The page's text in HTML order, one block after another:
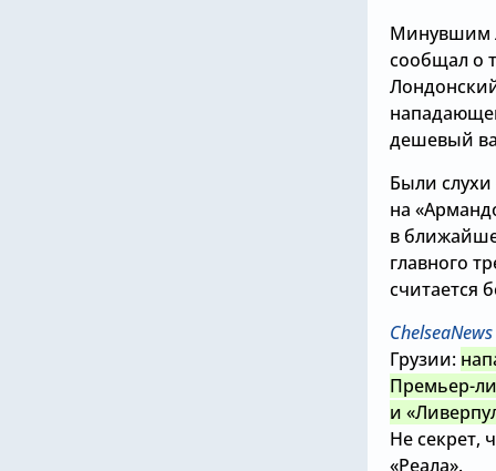
Минувшим
сообщал о
дешевый
Были
на
в
главного
считается
ChelseaNews
Грузии:
Премьер-
и
Не секрет,
«Реала».